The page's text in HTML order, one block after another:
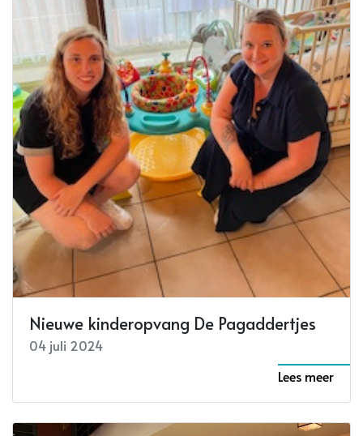
Nieuwe kinderopvang De Pagaddertjes
04 juli 2024
Lees meer